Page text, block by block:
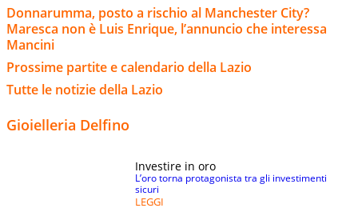
Donnarumma, posto a rischio al Manchester City?
Maresca non è Luis Enrique, l’annuncio che interessa
Mancini
Prossime partite e calendario della Lazio
Tutte le notizie della Lazio
Gioielleria Delfino
Investire in oro
L’oro torna protagonista tra gli investimenti
sicuri
LEGGI